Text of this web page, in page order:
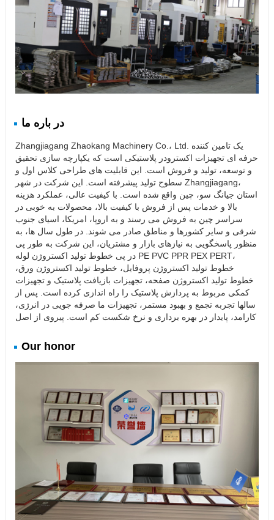
در باره ما
Zhangjiagang Zhaokang Machinery Co.، Ltd. یک تامین کننده
حرفه ای تجهیزات اکسترودر پلاستیکی است که یکپارچه سازی تحقیق
و توسعه، تولید و فروش است. این قابلیت های طراحی کلاس اول و
سطوح تولید پیشرفته است. این شرکت در شهر Zhangjiagang،
استان جیانگ سو، چین واقع شده است. با کیفیت عالی، عملکرد هزینه
بالا و خدمات پس از فروش با کیفیت بالا، محصولات به خوبی در
سراسر چین به فروش می رسند و به اروپا، امریکا، اسیای جنوب
شرقی و سایر کشورها و مناطق صادر می شوند. در طول سال ها، به
منظور پاسخگویی به نیازهای بازار و مشتریان، این شرکت به طور پی
در پی خطوط تولید اکستروژن لوله PE PVC PPR PEX PERT،
خطوط تولید اکستروژن پروفایل، خطوط تولید اکستروژن ورق،
خطوط تولید اکستروژن صفحه، تجهیزات بازیافت پلاستیک و تجهیزات
کمکی مربوط به پردازش پلاستیک را راه اندازی کرده است. پس از
سالها تجربه تجمع و بهبود مستمر، تجهیزات ما صرفه جویی در انرژی،
کارامد، پایدار در بهره برداری و نرخ شکست کم است. پیروی از اصل
Our honor